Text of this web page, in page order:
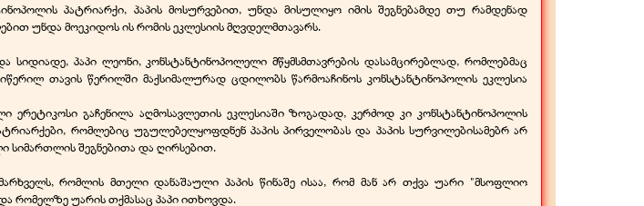
პატრიარქი, პაპის მოსურვებით, უნდა მისულიყო იმის შეგნებამდე თუ რამდენად
უნდა მოეკიდოს ის რომის ეკლესიის მღვდელმთავარს.
პაპი ლეონი, კონსტანტინოპოლელი მწყმსმთავრების დასამცირებლად, რომლებმაც
თავის წერილში მაქსიმალურად ცდილობს წარმოაჩინოს კონსტანტინოპოლის ეკლესია
გაჩენილა აღმოსავლეთის ეკლესიაში ზოგადად, კერძოდ კი კონსტანტინოპოლის
რომლებიც უგულებელყოფდნენ პაპის პირველობას და პაპის სურვილებისამებრ არ
სიმართლის შეგნებითა და ღირსებით.
რომლის მთელი დანაშაული პაპის წინაშე ისაა, რომ მან არ თქვა უარი "მსოფლიო
რომელზე უარის თქმასაც პაპი ითხოვდა.